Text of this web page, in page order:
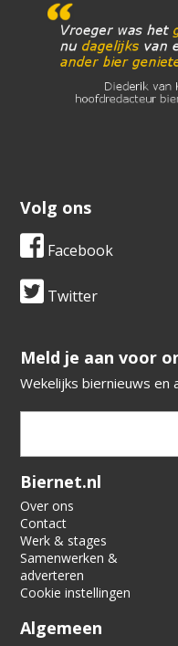
Volg ons
Facebook
Twitter
​​​​​​​Meld je aan voor
Wekelijks biernieuws en
Verification code:
Biernet.nl
Over ons
Contact
Werk & stages
Samenwerken &
adverteren
Cookie instellingen
Algemeen